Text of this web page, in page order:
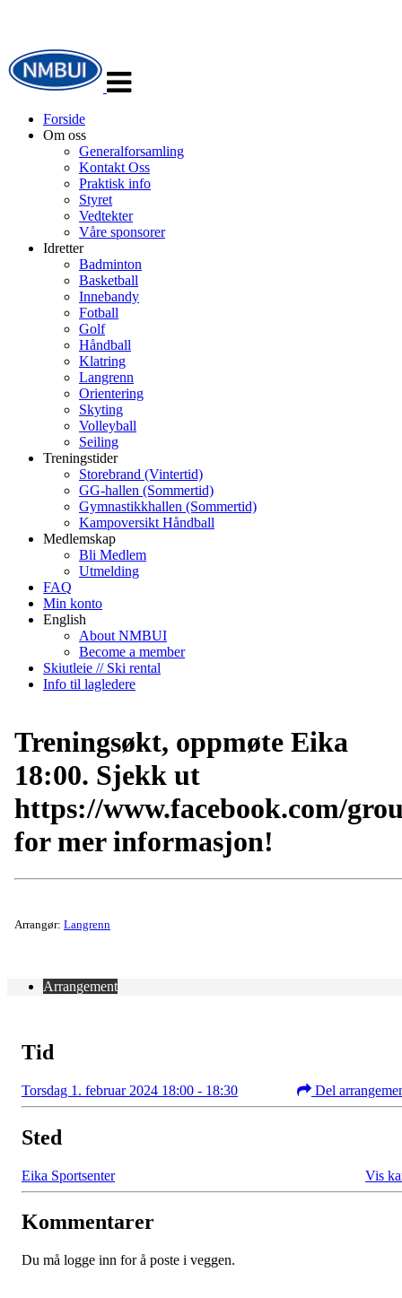
navigasjon
Forside
Om oss
Generalforsamling
Kontakt Oss
Praktisk info
Styret
Vedtekter
Våre sponsorer
Idretter
Badminton
Basketball
Innebandy
Fotball
Golf
Håndball
Klatring
Langrenn
Orientering
Skyting
Volleyball
Seiling
Treningstider
Storebrand (Vintertid)
GG-hallen (Sommertid)
Gymnastikkhallen (Sommertid)
Kampoversikt Håndball
Medlemskap
Bli Medlem
Utmelding
FAQ
Min konto
English
About NMBUI
Become a member
Skiutleie // Ski rental
Info til lagledere
Treningsøkt, oppmøte Eika
18:00. Sjekk ut
https://www.facebook.com/
for mer informasjon!
Arrangør: Langrenn
Arrangement
Tid
Torsdag 1. februar 2024 18:00 - 18:30 Del
Sted
Eika Sportsenter Vis
Kommentarer
Du må logge inn for å poste i veggen.